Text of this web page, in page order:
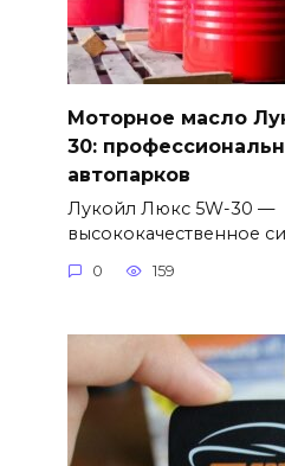
Моторное масло
30:
автопарков
Лукойл Люкс 5W-30 —
высококачественное
0 159